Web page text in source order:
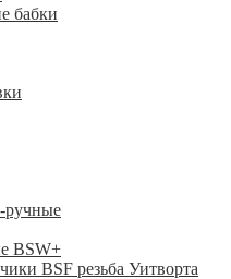
бабки
BSW+
BSF резьба Уитворта